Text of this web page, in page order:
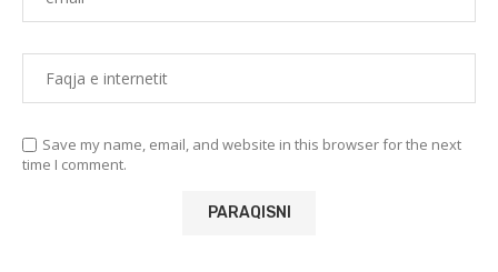
Save my name, email, and website in this browser for the next
time I comment.